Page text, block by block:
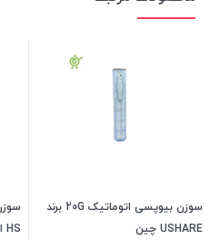
سوزن بیوپسی اتوماتیک 20G برند
USHARE چین
HS ایتالیا